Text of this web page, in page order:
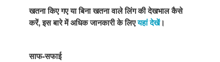
खतना किए गए या बिना खतना वाले लिंग की देखभाल कैसे
करें, इस बारे में अधिक जानकारी के लिएयहां देखें।
साफ-सफाई